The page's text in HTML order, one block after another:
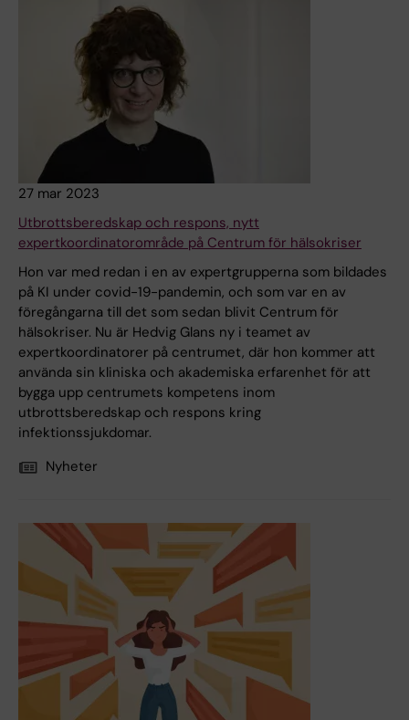
27 mar 2023
Utbrottsberedskap och respons, nytt
expertkoordinatorområde på Centrum för hälsokriser
Hon var med redan i en av expertgrupperna som bildades
på KI under covid-19-pandemin, och som var en av
föregångarna till det som sedan blivit Centrum för
hälsokriser. Nu är Hedvig Glans ny i teamet av
expertkoordinatorer på centrumet, där hon kommer att
använda sin kliniska och akademiska erfarenhet för att
bygga upp centrumets kompetens inom
utbrottsberedskap och respons kring
infektionssjukdomar.
Nyheter